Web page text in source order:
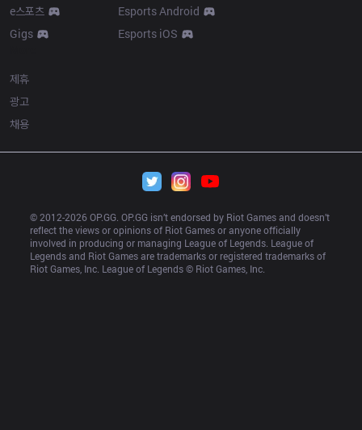
e스포츠
Gigs
Esports Android
Esports iOS
제휴
광고
채용
© 2012-2026 OP.GG. OP.GG isn’t endorsed by Riot Games and doesn’t
reflect the views or opinions of Riot Games or anyone officially
involved in producing or managing League of Legends. League of
Legends and Riot Games are trademarks or registered trademarks of
Riot Games, Inc. League of Legends © Riot Games, Inc.